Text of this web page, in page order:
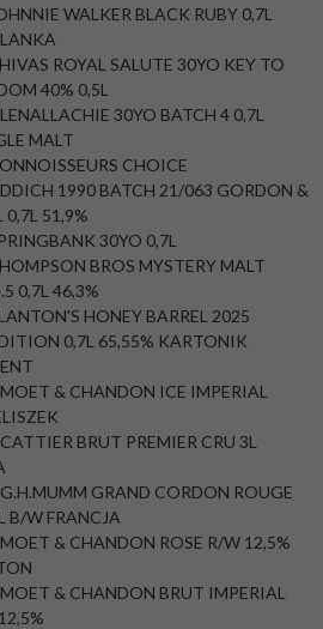
WALKER BLACK RUBY 0,7L
ROYAL SALUTE 30YO KEY TO
40% 0,5L
30YO BATCH 4 0,7L
MALT
CHOICE
1990 BATCH 21/063 GORDON &
0,7L 51,9%
30YO 0,7L
BROS MYSTERY MALT
0,7L 46,3%
HONEY BARREL 2025
0,7L 65,55% KARTONIK
& CHANDON ICE IMPERIAL
BRUT PREMIER CRU 3L
GRAND CORDON ROUGE
B/W FRANCJA
& CHANDON ROSE R/W 12,5%
& CHANDON BRUT IMPERIAL